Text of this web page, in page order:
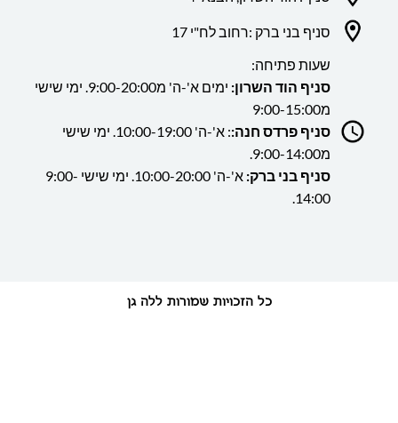
סניף בני ברק :רחוב לח"י 17
שעות פתיחה:
סניף הוד השרון:
ימים א'-ה' מ9:00-20:00. ימי שישי
מ9:00-15:00
סניף פרדס חנה:
: א'-ה' 10:00-19:00. ימי שישי
מ9:00-14:00.
סניף בני ברק:
א'-ה' 10:00-20:00. ימי שישי 9:00-
14:00.
כל הזכויות שמורות ללה גן